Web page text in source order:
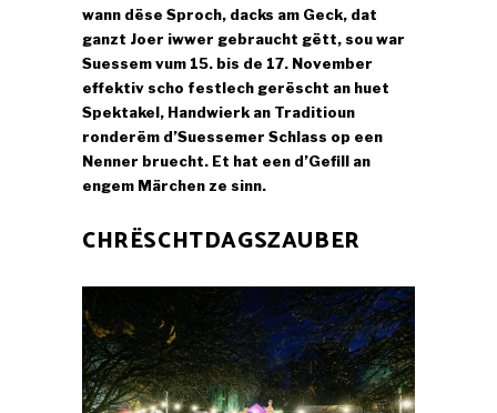
wann dëse Sproch, dacks am Geck, dat
ganzt Joer iwwer gebraucht gëtt, sou war
Suessem vum 15. bis de 17. November
effektiv scho festlech gerëscht an huet
Spektakel, Handwierk an Traditioun
ronderëm d’Suessemer Schlass op een
Nenner bruecht. Et hat een d’Gefill an
engem Märchen ze sinn.
CHRËSCHTDAGSZAUBER